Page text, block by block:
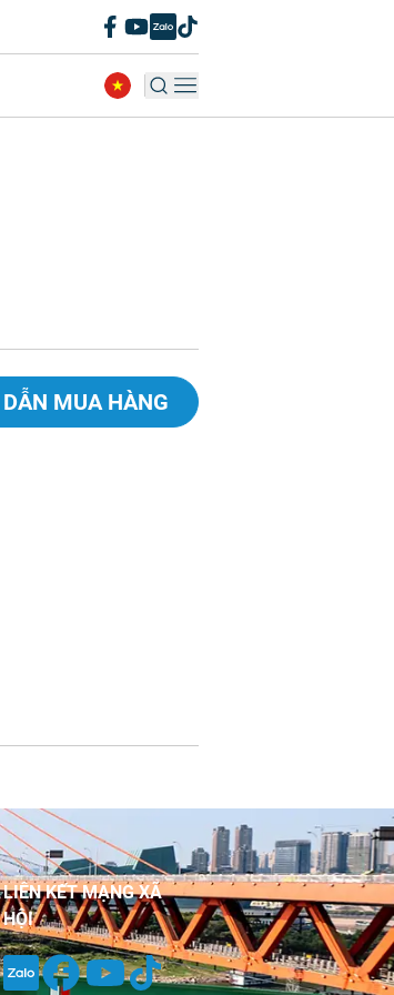
MUA HÀNG
LIÊN KẾT MẠNG XÃ
HỘI